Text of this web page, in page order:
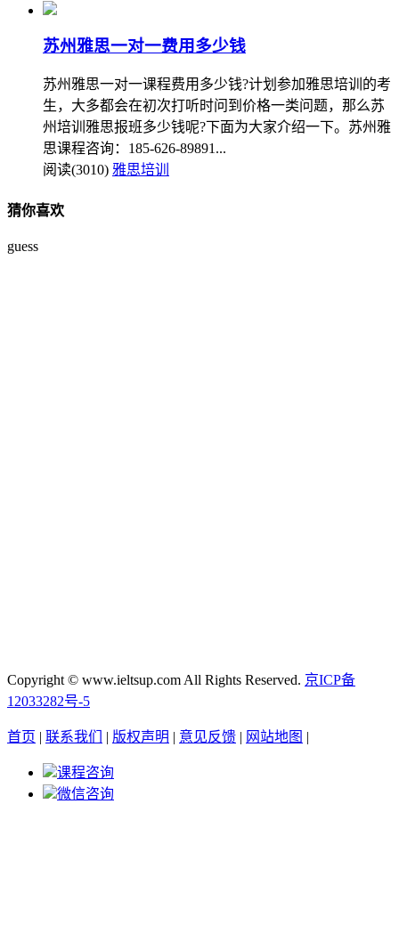
苏州雅思一对一费用多少钱
苏州雅思一对一课程费用多少钱?计划参加雅思培训的考
生，大多都会在初次打听时问到价格一类问题，那么苏
州培训雅思报班多少钱呢?下面为大家介绍一下。苏州雅
思课程咨询：185-626-89891...
阅读(3010) 雅思培训
猜你喜欢
guess
Copyright © www.ieltsup.com All Rights Reserved. 京ICP备
12033282号-5
首页 | 联系我们 | 版权声明 | 意见反馈 | 网站地图 |
课程咨询
微信咨询